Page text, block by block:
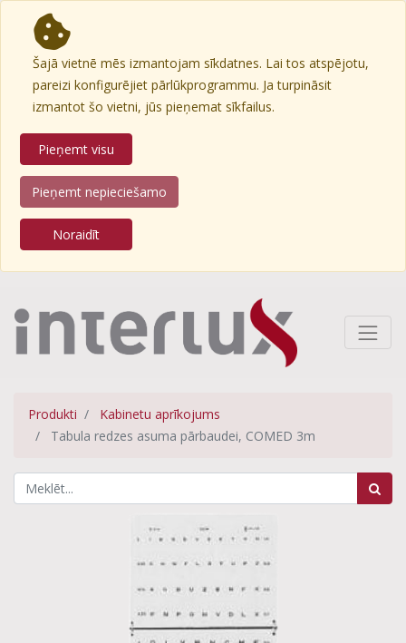
Šajā vietnē mēs izmantojam sīkdatnes. Lai tos atspējotu,
pareizi konfigurējiet pārlūkprogrammu. Ja turpināsit
izmantot šo vietni, jūs pieņemat sīkfailus.
Pieņemt visu
Pieņemt nepieciešamo
Noraidīt
Produkti
Kabinetu aprīkojums
Tabula redzes asuma pārbaudei, COMED 3m